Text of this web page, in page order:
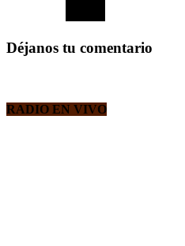
Déjanos tu comentario
RADIO EN VIVO